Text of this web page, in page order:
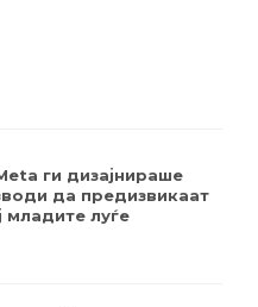
ги дизајнираше
да предизвикаат
младите луѓе